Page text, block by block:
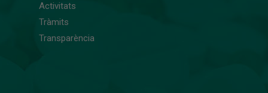
Activitats
Tràmits
Transparència